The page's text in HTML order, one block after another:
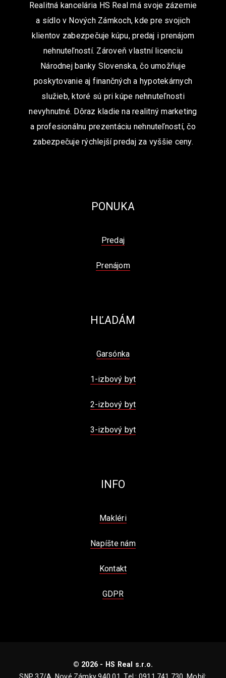
Realitná kancelária HS Real má svoje zázemie
a sídlo v Nových Zámkoch, kde pre svojich
klientov zabezpečuje kúpu, predaj i prenájom
nehnuteľností. Zároveň vlastní licenciu
Národnej banky Slovenska, čo umožňuje
poskytovanie aj finančných a hypotekárnych
služieb, ktoré sú pri kúpe nehnuteľnosti
nevyhnutné. Dôraz kladie na realitný marketing
a profesionálnu prezentáciu nehnuteľností, čo
zabezpečuje rýchlejší predaj za vyššie ceny.
PONUKA
Predaj
Prenájom
HĽADÁM
Garsónka
1-izbový byt
2-izbový byt
3-izbový byt
INFO
Makléri
Napíšte nám
Kontakt
GDPR
© 2026 - HS Real s.r.o.